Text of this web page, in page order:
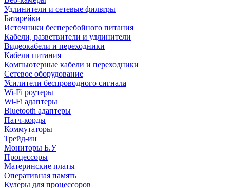
Удлинители и сетевые фильтры
Батарейки
Источники бесперебойного питания
Кабели, разветвители и удлинители
Видеокабели и переходники
Кабели питания
Компьютерные кабели и переходники
Сетевое оборудование
Усилители беспроводного сигнала
Wi-Fi роутеры
Wi-Fi адаптеры
Bluetooth адаптеры
Патч-корды
Коммутаторы
Трейд-ин
Мониторы Б.У
Процессоры
Материнские платы
Оперативная память
Кулеры для процессоров